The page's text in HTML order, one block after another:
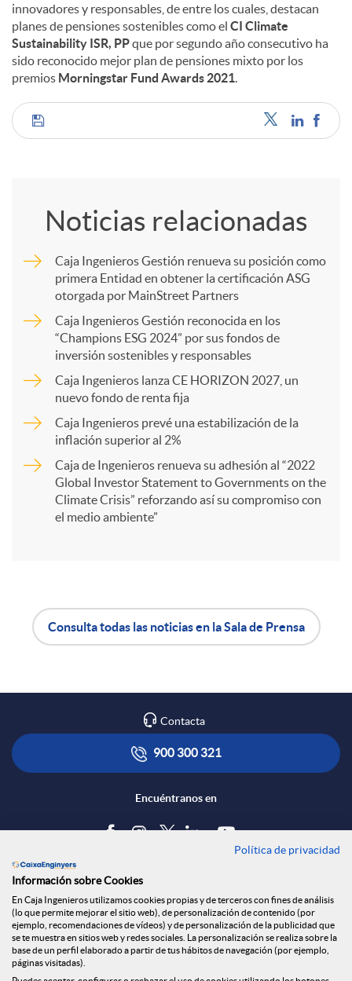
innovadores y responsables, de entre los cuales, destacan
planes de pensiones sostenibles como el CI Climate
Sustainability ISR, PPque por segundo año consecutivo ha
sido reconocido mejor plan de pensiones mixto por los
premios Morningstar Fund Awards 2021
C
r
R
e
s
S
Noticias relacionadas
Caja Ingenieros Gestión renueva su posición como
primera Entidad en obtener la certificación ASG
otorgada por MainStreet Partners
Caja Ingenieros Gestión reconocida en los
“Champions ESG 2024” por sus fondos de
inversión sostenibles y responsables
Caja Ingenieros lanza CE HORIZON 2027, un
nuevo fondo de renta fija
Caja Ingenieros prevé una estabilización de la
inflación superior al 2%
Caja de Ingenieros renueva su adhesión al “2022
Global Investor Statement to Governments on the
Climate Crisis” reforzando así su compromiso con
el medio ambiente”
A
p
l
a
c
o
t
s
a
Consulta todas las noticias en la Sala de Prensa
Contacta
900 300 321
Encuéntranos en
Tablón de anuncios
Política de cookies
Aviso legal
Seguridad Online
Privacidad
Política de privacidad
Información sobre Cookies
En Caja Ingenieros utilizamos cookies propias y de terceros con fines de análisis
(lo que permite mejorar el sitio web), de personalización de contenido (por
ejemplo, recomendaciones de vídeos) y de personalización de la publicidad que
se te muestra en sitios web y redes sociales. La personalización se realiza sobre la
base de un perfil elaborado a partir de tus hábitos de navegación (por ejemplo,
páginas visitadas).